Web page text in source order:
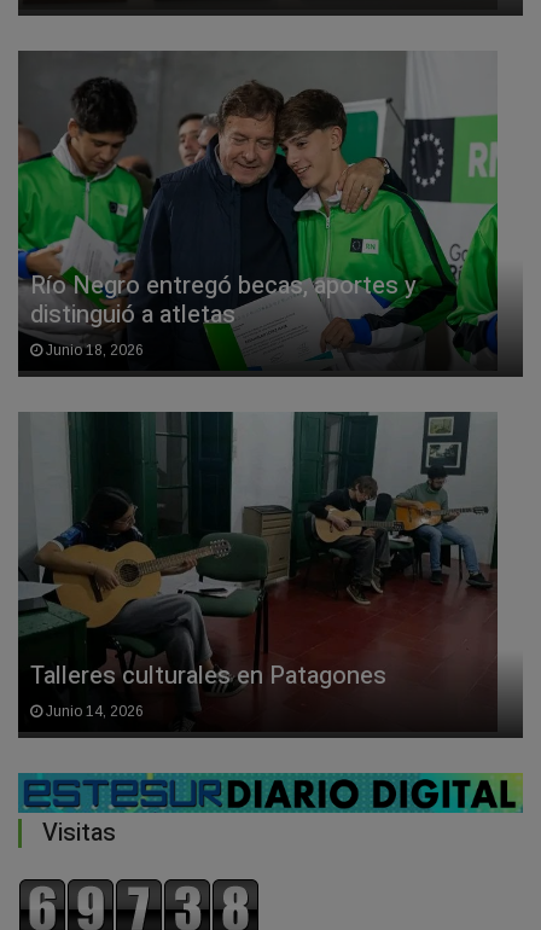
Río Negro entregó becas, aportes y
distinguió a atletas
Junio 18, 2026
Talleres culturales en Patagones
Junio 14, 2026
Visitas